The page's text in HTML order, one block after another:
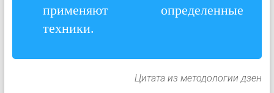
применя­ют определенные
техники.
Цитата из методологии дзен